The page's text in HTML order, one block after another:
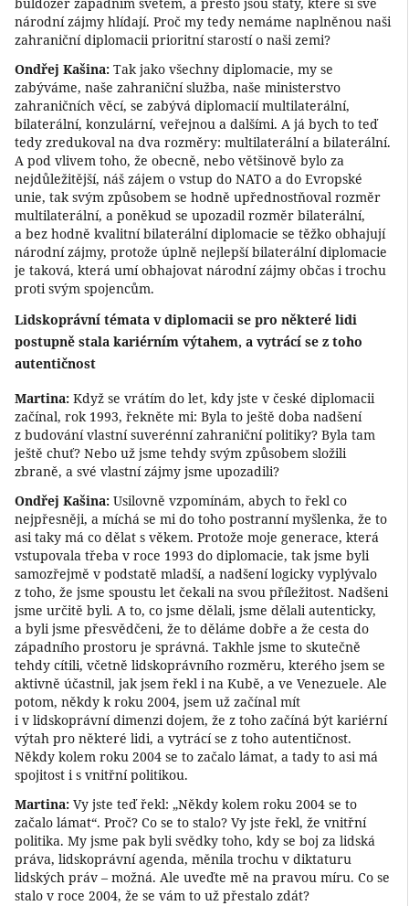
buldozer západním světem, a přesto jsou státy, které si své
národní zájmy hlídají. Proč my tedy nemáme naplněnou naši
zahraniční diplomacii prioritní starostí o naši zemi?
Ondřej Kašina: Tak jako všechny diplomacie, my se
zabýváme, naše zahraniční služba, naše ministerstvo
zahraničních věcí, se zabývá diplomacií multilaterální,
bilaterální, konzulární, veřejnou a dalšími. A já bych to teď
tedy zredukoval na dva rozměry: multilaterální a bilaterální.
A pod vlivem toho, že obecně, nebo většinově bylo za
nejdůležitější, náš zájem o vstup do NATO a do Evropské
unie, tak svým způsobem se hodně upřednostňoval rozměr
multilaterální, a poněkud se upozadil rozměr bilaterální,
a bez hodně kvalitní bilaterální diplomacie se těžko obhajují
národní zájmy, protože úplně nejlepší bilaterální diplomacie
je taková, která umí obhajovat národní zájmy občas i trochu
proti svým spojencům.
Lidskoprávní témata v diplomacii se pro některé lidi
postupně stala kariérním výtahem, a vytrácí se z toho
autentičnost
Martina: Když se vrátím do let, kdy jste v české diplomacii
začínal, rok 1993, řekněte mi: Byla to ještě doba nadšení
z budování vlastní suverénní zahraniční politiky? Byla tam
ještě chuť? Nebo už jsme tehdy svým způsobem složili
zbraně, a své vlastní zájmy jsme upozadili?
Ondřej Kašina: Usilovně vzpomínám, abych to řekl co
nejpřesněji, a míchá se mi do toho postranní myšlenka, že to
asi taky má co dělat s věkem. Protože moje generace, která
vstupovala třeba v roce 1993 do diplomacie, tak jsme byli
samozřejmě v podstatě mladší, a nadšení logicky vyplývalo
z toho, že jsme spoustu let čekali na svou příležitost. Nadšeni
jsme určitě byli. A to, co jsme dělali, jsme dělali autenticky,
a byli jsme přesvědčeni, že to děláme dobře a že cesta do
západního prostoru je správná. Takhle jsme to skutečně
tehdy cítili, včetně lidskoprávního rozměru, kterého jsem se
aktivně účastnil, jak jsem řekl i na Kubě, a ve Venezuele. Ale
potom, někdy k roku 2004, jsem už začínal mít
i v lidskoprávní dimenzi dojem, že z toho začíná být kariérní
výtah pro některé lidi, a vytrácí se z toho autentičnost.
Někdy kolem roku 2004 se to začalo lámat, a tady to asi má
spojitost i s vnitřní politikou.
Martina: Vy jste teď řekl: „Někdy kolem roku 2004 se to
začalo lámat“. Proč? Co se to stalo? Vy jste řekl, že vnitřní
politika. My jsme pak byli svědky toho, kdy se boj za lidská
práva, lidskoprávní agenda, měnila trochu v diktaturu
lidských práv – možná. Ale uveďte mě na pravou míru. Co se
stalo v roce 2004, že se vám to už přestalo zdát?